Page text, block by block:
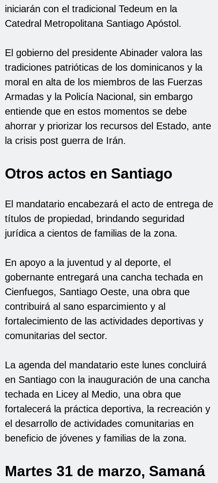
iniciarán con el tradicional Tedeum en la
Catedral Metropolitana Santiago Apóstol.
El gobierno del presidente Abinader valora las
tradiciones patrióticas de los dominicanos y la
moral en alta de los miembros de las Fuerzas
Armadas y la Policía Nacional, sin embargo
entiende que en estos momentos se debe
ahorrar y priorizar los recursos del Estado, ante
la crisis post guerra de Irán.
Otros actos en Santiago
El mandatario encabezará el acto de entrega de
títulos de propiedad, brindando seguridad
jurídica a cientos de familias de la zona.
En apoyo a la juventud y al deporte, el
gobernante entregará una cancha techada en
Cienfuegos, Santiago Oeste, una obra que
contribuirá al sano esparcimiento y al
fortalecimiento de las actividades deportivas y
comunitarias del sector.
La agenda del mandatario este lunes concluirá
en Santiago con la inauguración de una cancha
techada en Licey al Medio, una obra que
fortalecerá la práctica deportiva, la recreación y
el desarrollo de actividades comunitarias en
beneficio de jóvenes y familias de la zona.
Martes 31 de marzo, Samaná